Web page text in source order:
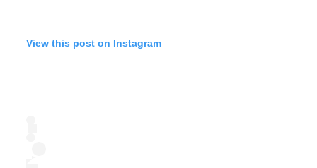
View this post on Instagram